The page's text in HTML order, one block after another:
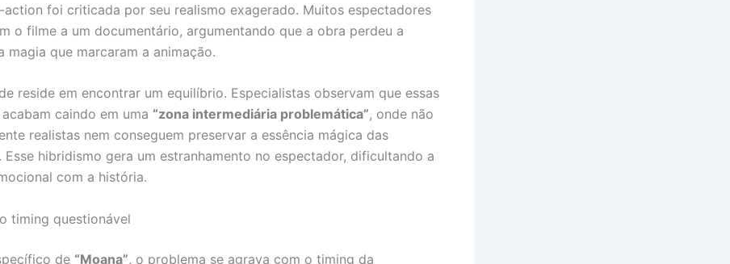
action foi criticada por seu realismo exagerado. Muitos espectadores
o filme a um documentário, argumentando que a obra perdeu a
magia que marcaram a animação.
reside em encontrar um equilíbrio. Especialistas observam que essas
caindo em uma “zona intermediária problemática”, onde não
realistas nem conseguem preservar a essência mágica das
Esse hibridismo gera um estranhamento no espectador, dificultando a
com a história.
timing questionável
de “Moana”, o problema se agrava com o timing da